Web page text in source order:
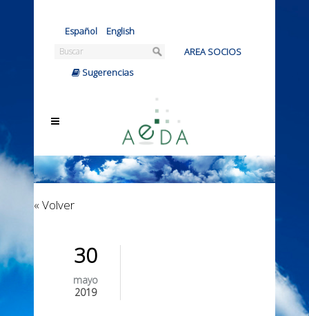
Español
English
AREA SOCIOS
Sugerencias
« Volver
30
mayo
2019